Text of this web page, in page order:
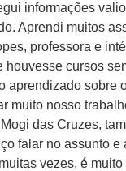
informações
Aprendi muitos
professora e
houvesse cursos
aprendizado sobre
muito nosso
das Cruzes,
falar no assunto
vezes, é